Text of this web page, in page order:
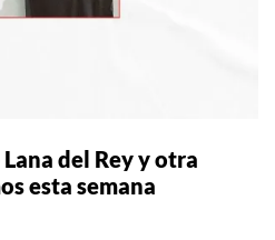
del Rey y otra
esta semana